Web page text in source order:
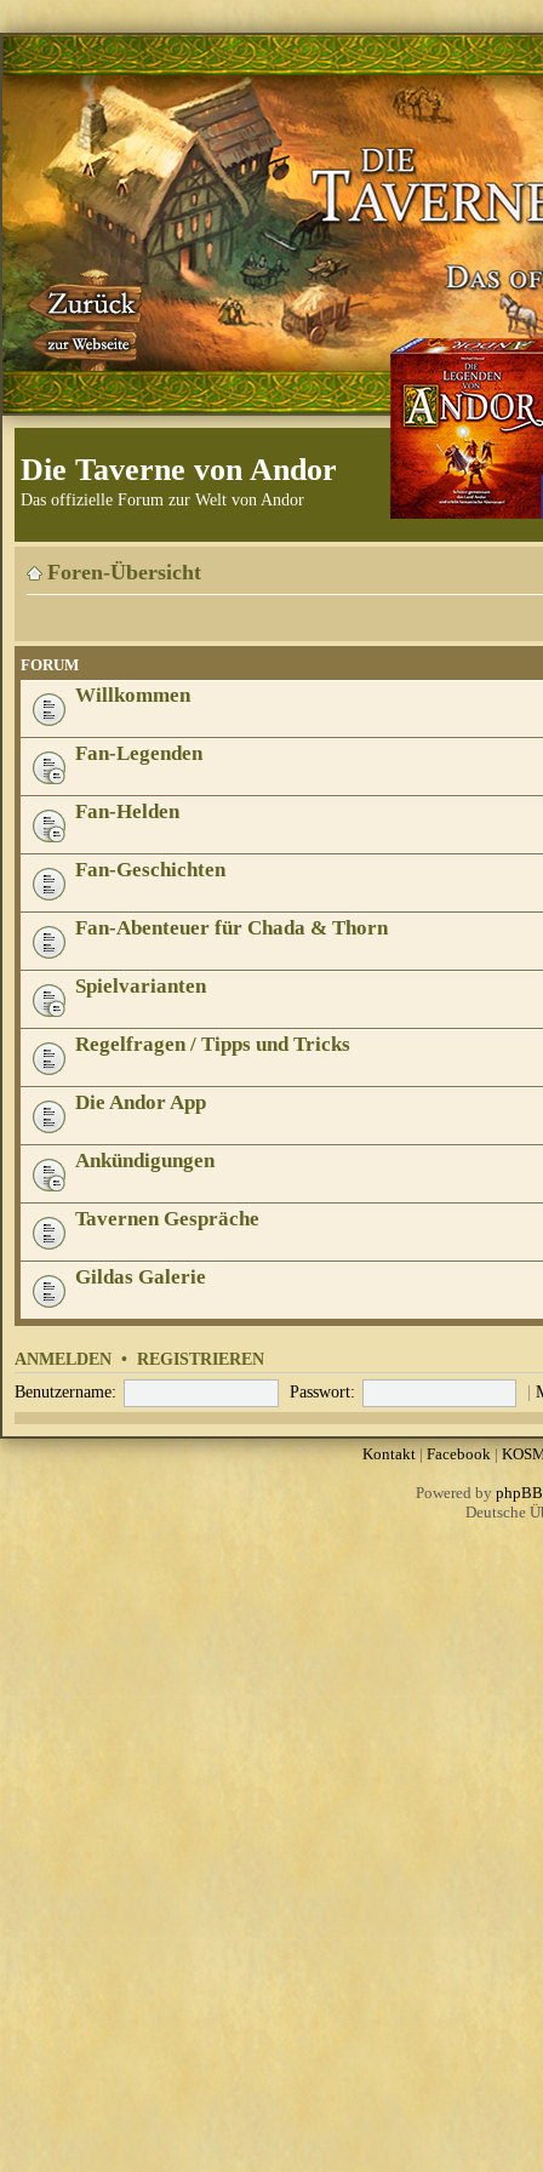
Die Taverne von Andor
Das offizielle Forum zur Welt von Andor
Foren-Übersicht
FORUM
Willkommen
Fan-Legenden
Fan-Helden
Fan-Geschichten
Fan-Abenteuer für Chada & Thorn
Spielvarianten
Regelfragen / Tipps und Tricks
Die Andor App
Ankündigungen
Tavernen Gespräche
Gildas Galerie
ANMELDEN • REGISTRIEREN
Benutzername: Passwort: |
Kontakt| Facebook|
Powered by phpBB
Deutsche